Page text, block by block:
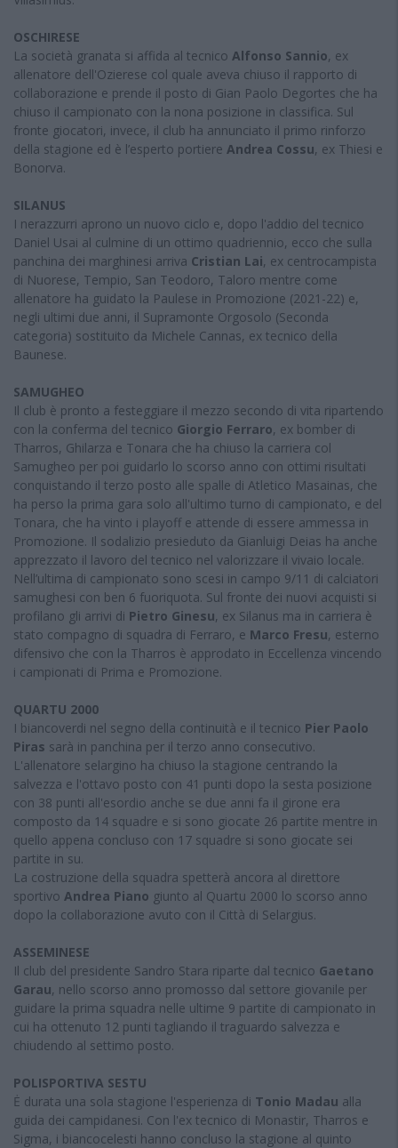
OSCHIRESE
La società granata si affida al tecnico Alfonso Sannio, ex
allenatore dell'Ozierese col quale aveva chiuso il rapporto di
collaborazione e prende il posto di Gian Paolo Degortes che ha
chiuso il campionato con la nona posizione in classifica. Sul
fronte giocatori, invece, il club ha annunciato il primo rinforzo
della stagione ed è l’esperto portiere Andrea Cossu, ex Thiesi e
Bonorva.
SILANUS
I nerazzurri aprono un nuovo ciclo e, dopo l'addio del tecnico
Daniel Usai al culmine di un ottimo quadriennio, ecco che sulla
panchina dei marghinesi arriva Cristian Lai, ex centrocampista
di Nuorese, Tempio, San Teodoro, Taloro mentre come
allenatore ha guidato la Paulese in Promozione (2021-22) e,
negli ultimi due anni, il Supramonte Orgosolo (Seconda
categoria) sostituito da Michele Cannas, ex tecnico della
Baunese.
SAMUGHEO
Il club è pronto a festeggiare il mezzo secondo di vita ripartendo
con la conferma del tecnico Giorgio Ferraro, ex bomber di
Tharros, Ghilarza e Tonara che ha chiuso la carriera col
Samugheo per poi guidarlo lo scorso anno con ottimi risultati
conquistando il terzo posto alle spalle di Atletico Masainas, che
ha perso la prima gara solo all'ultimo turno di campionato, e del
Tonara, che ha vinto i playoff e attende di essere ammessa in
Promozione. Il sodalizio presieduto da Gianluigi Deias ha anche
apprezzato il lavoro del tecnico nel valorizzare il vivaio locale.
Nell’ultima di campionato sono scesi in campo 9/11 di calciatori
samughesi con ben 6 fuoriquota. Sul fronte dei nuovi acquisti si
profilano gli arrivi di Pietro Ginesu, ex Silanus ma in carriera è
stato compagno di squadra di Ferraro, e Marco Fresu, esterno
difensivo che con la Tharros è approdato in Eccellenza vincendo
i campionati di Prima e Promozione.
QUARTU 2000
I biancoverdi nel segno della continuità e il tecnico Pier Paolo
Piras sarà in panchina per il terzo anno consecutivo.
L'allenatore selargino ha chiuso la stagione centrando la
salvezza e l'ottavo posto con 41 punti dopo la sesta posizione
con 38 punti all'esordio anche se due anni fa il girone era
composto da 14 squadre e si sono giocate 26 partite mentre in
quello appena concluso con 17 squadre si sono giocate sei
partite in su.
La costruzione della squadra spetterà ancora al direttore
sportivo Andrea Piano giunto al Quartu 2000 lo scorso anno
dopo la collaborazione avuto con il Città di Selargius.
ASSEMINESE
Il club del presidente Sandro Stara riparte dal tecnico Gaetano
Garau, nello scorso anno promosso dal settore giovanile per
guidare la prima squadra nelle ultime 9 partite di campionato in
cui ha ottenuto 12 punti tagliando il traguardo salvezza e
chiudendo al settimo posto.
POLISPORTIVA SESTU
Ė durata una sola stagione l'esperienza di Tonio Madau alla
guida dei campidanesi. Con l'ex tecnico di Monastir, Tharros e
Sigma, i biancocelesti hanno concluso la stagione al quinto